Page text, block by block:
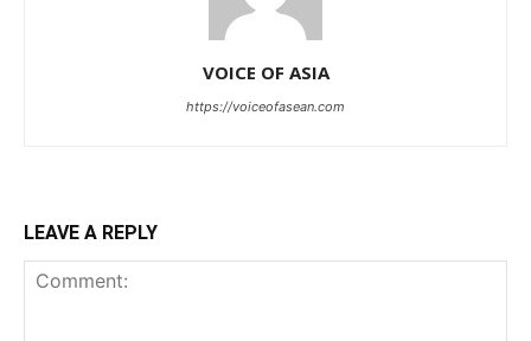
VOICE OF ASIA
https://voiceofasean.com
LEAVE A REPLY